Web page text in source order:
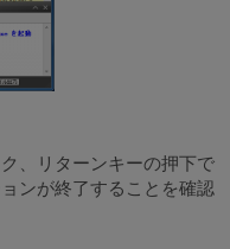
、リターンキーの押下で
ンが終了することを確認